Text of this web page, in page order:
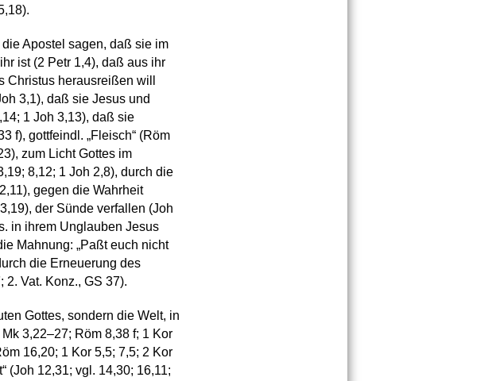
Apostel sagen, daß sie im
ist (2 Petr 1,4), daß aus ihr
Christus herausreißen will
3,1), daß sie Jesus und
1 Joh 3,13), daß sie
f), gottfeindl. „Fleisch“ (Röm
zum Licht Gottes im
8,12; 1 Joh 2,8), durch die
gegen die Wahrheit
der Sünde verfallen (Joh
in ihrem Unglauben Jesus
Mahnung: „Paßt euch nicht
die Erneuerung des
2. Vat. Konz., GS 37).
Gottes, sondern die Welt, in
3,22–27; Röm 8,38 f; 1 Kor
16,20; 1 Kor 5,5; 7,5; 2 Kor
(Joh 12,31; vgl. 14,30; 16,11;